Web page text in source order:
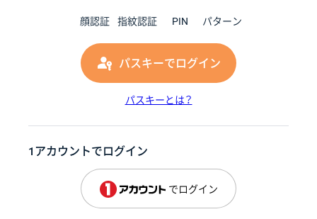
顔認証 指紋認証 PIN パターン
パスキーでログイン
パスキーとは？
1アカウントでログイン
でログイン